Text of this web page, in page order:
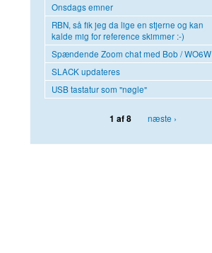
Onsdags emner
RBN, så fik jeg da lige en stjerne og kan
kalde mig for reference skimmer :-)
Spændende Zoom chat med Bob / WO6W
SLACK updateres
USB tastatur som "nøgle"
1 af 8 næste ›